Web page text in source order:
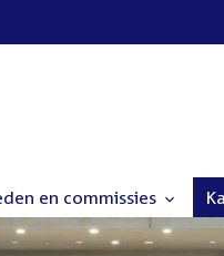
en commissies